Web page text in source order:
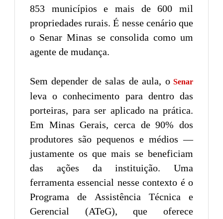
853 municípios e mais de 600 mil
propriedades rurais. É nesse cenário que
o Senar Minas se consolida como um
agente de mudança.
Sem depender de salas de aula, oSenar
leva o conhecimento para dentro das
porteiras, para ser aplicado na prática.
Em Minas Gerais, cerca de 90% dos
produtores são pequenos e médios —
justamente os que mais se beneficiam
das ações da instituição. Uma
ferramenta essencial nesse contexto é o
Programa de Assistência Técnica e
Gerencial (ATeG), que oferece